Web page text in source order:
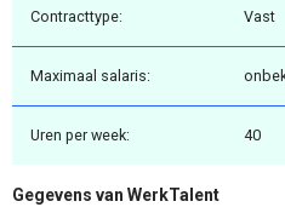
Contracttype: Vast
Maximaal salaris:
Uren per week: 40
Gegevens van WerkTalent